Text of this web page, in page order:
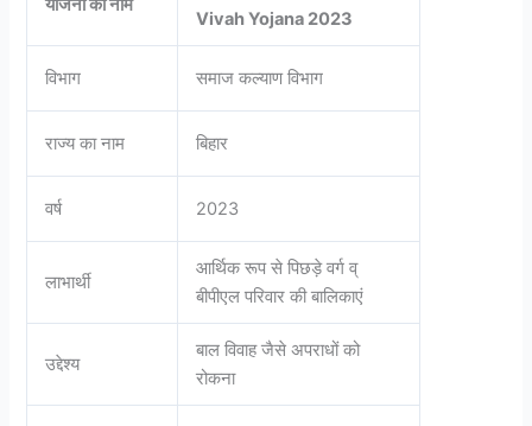
योजना का नाम
Vivah Yojana 2023
विभाग समाज कल्याण विभाग
राज्य का नाम बिहार
वर्ष 2023
लाभार्थी
आर्थिक रूप से पिछड़े वर्ग व्
बीपीएल परिवार की बालिकाएं
उद्देश्य
बाल विवाह जैसे अपराधों को
रोकना